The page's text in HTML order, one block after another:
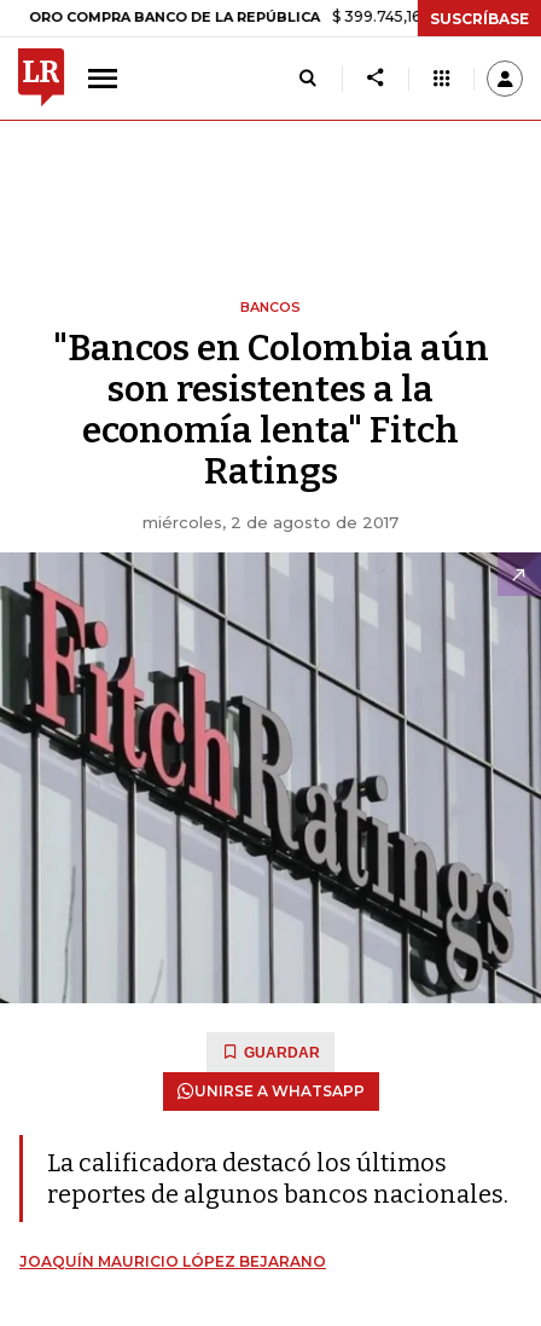
COMPRA BANCO DE LA REPÚBLICA $ 399.745,16 +$ 2.295,71 +0,58%
SUSCRÍBASE
BANCOS
"Bancos en Colombia aún
son resistentes a la
economía lenta" Fitch
Ratings
miércoles, 2 de agosto de 2017
GUARDAR
UNIRSE A WHATSAPP
La calificadora destacó los últimos
reportes de algunos bancos nacionales.
JOAQUÍN MAURICIO LÓPEZ BEJARANO